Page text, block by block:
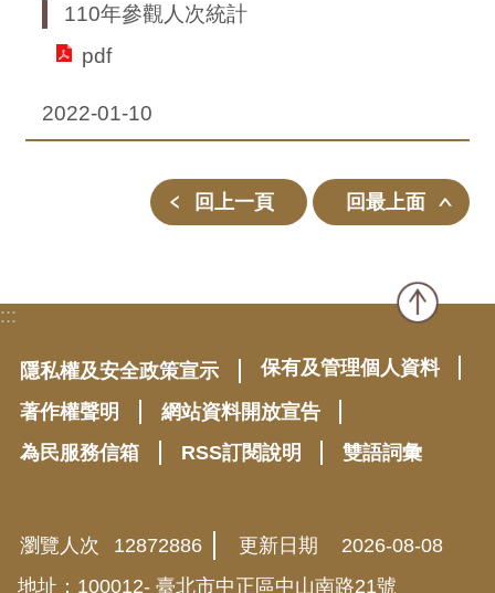
110年參觀人次統計
pdf
2022-01-10
回上一頁 回最上面
:::
隱私權及安全政策宣示
保有及管理個人資料
著作權聲明
網站資料開放宣告
為民服務信箱
RSS訂閱說明 雙語詞彙
瀏覽人次 12872886 更新日期
2026-08-08
地址：100012- 臺北市中正區中山南路21號